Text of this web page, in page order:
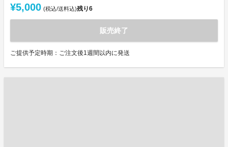
¥5,000 (税込/送料込)残り6
販売終了
ご提供予定時期：ご注文後1週間以内に発送